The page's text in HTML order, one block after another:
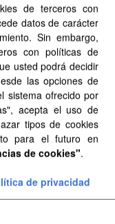
SHP
de terceros con
datos de carácter
Sin embargo,
con políticas de
usted podrá decidir
las opciones de
sistema ofrecido por
acepta el uso de
tipos de cookies
para el futuro en
de cookies".
de privacidad